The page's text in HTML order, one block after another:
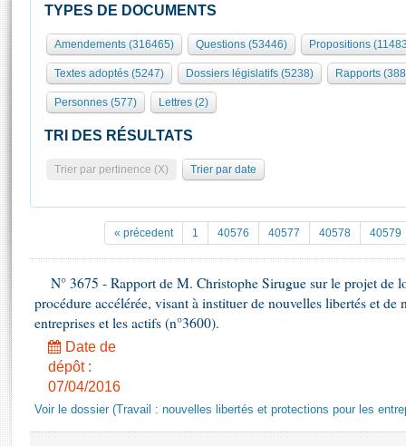
Présidence
577 députés
Groupes politiques
Élections législatives
Séance publique
Commissions et autres organes
Europe et International
Contrôle et évaluation
Congrès
Pétitions
Documents parlementaires
Propositions de loi
Amendements
Textes adoptés
Rapports d'information
Rapports législatifs
Rôle et pouvoirs de l'Assemblée
Organisation de l'Assemblée
Présidence Conférence des Présidents Bureau Collège des
Statistiques et chiffres clés
Transparence et déontologie
Histoire
Juniors
Anciennes législatures
Liens vers les sites publics
Visiter l'Assemblée
Visite virtuelle du palais Bourbon
Assister à une séance
Accès des chercheurs à l’Assemblée
Les évènements
Les archives
Photos libres de droit
TYPES DE DOCUMENTS
Amendements (316465) Questions (53446) Propositions
Textes adoptés (5247) Dossiers législatifs (5238) Rapports
Personnes (577) Lettres (2)
TRI DES RÉSULTATS
Trier par pertinence (X) Trier par date
« précedent 1 40576 40577 40578 40579
N° 3675 - Rapport de M. Christophe Sirugue sur le projet de
procédure accélérée, visant à instituer de nouvelles libertés et de
entreprises et les actifs (n°3600).
Date de
dépôt :
07/04/2016
Voir le dossier (Travail : nouvelles libertés et protections pour les